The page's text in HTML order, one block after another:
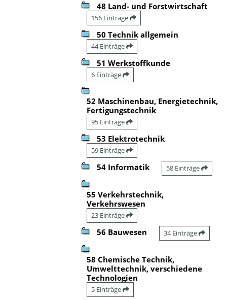
48 Land- und Forstwirtschaft
156 Einträge
50 Technik allgemein
44 Einträge
51 Werkstoffkunde
6 Einträge
52 Maschinenbau, Energietechnik,
Fertigungstechnik
95 Einträge
53 Elektrotechnik
59 Einträge
54 Informatik 58 Einträge
55 Verkehrstechnik,
Verkehrswesen
23 Einträge
56 Bauwesen 34 Einträge
58 Chemische Technik,
Umwelttechnik, verschiedene
Technologien
5 Einträge